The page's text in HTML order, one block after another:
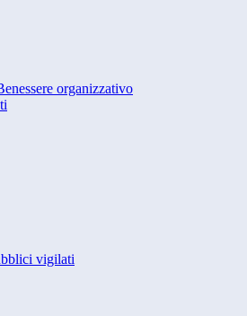
organizzativo
vigilati